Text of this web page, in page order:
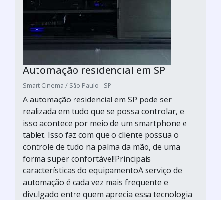
Automação residencial em SP
Smart Cinema / São Paulo - SP
A automação residencial em SP pode ser
realizada em tudo que se possa controlar, e
isso acontece por meio de um smartphone e
tablet. Isso faz com que o cliente possua o
controle de tudo na palma da mão, de uma
forma super confortável!Principais
características do equipamentoA serviço de
automação é cada vez mais frequente e
divulgado entre quem aprecia essa tecnologia